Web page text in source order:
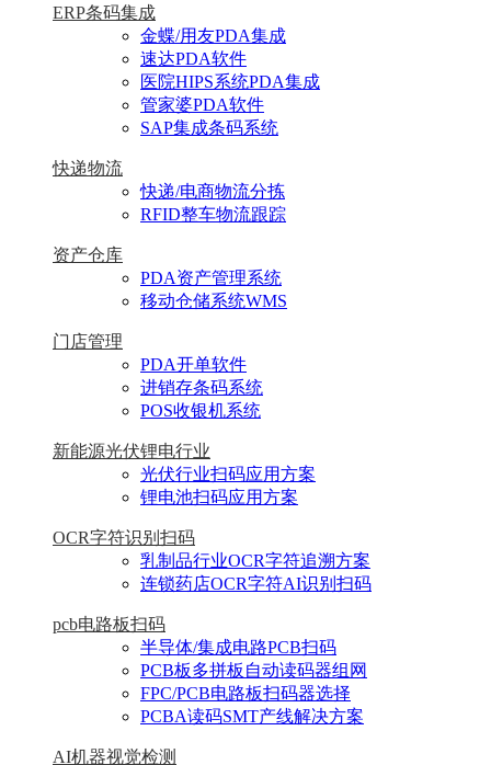
ERP条码集成
金蝶/用友PDA集成
速达PDA软件
医院HIPS系统PDA集成
管家婆PDA软件
SAP集成条码系统
快递物流
快递/电商物流分拣
RFID整车物流跟踪
资产仓库
PDA资产管理系统
移动仓储系统WMS
门店管理
PDA开单软件
进销存条码系统
POS收银机系统
新能源光伏锂电行业
光伏行业扫码应用方案
锂电池扫码应用方案
OCR字符识别扫码
乳制品行业OCR字符追溯方案
连锁药店OCR字符AI识别扫码
pcb电路板扫码
半导体/集成电路PCB扫码
PCB板多拼板自动读码器组网
FPC/PCB电路板扫码器选择
PCBA读码SMT产线解决方案
AI机器视觉检测